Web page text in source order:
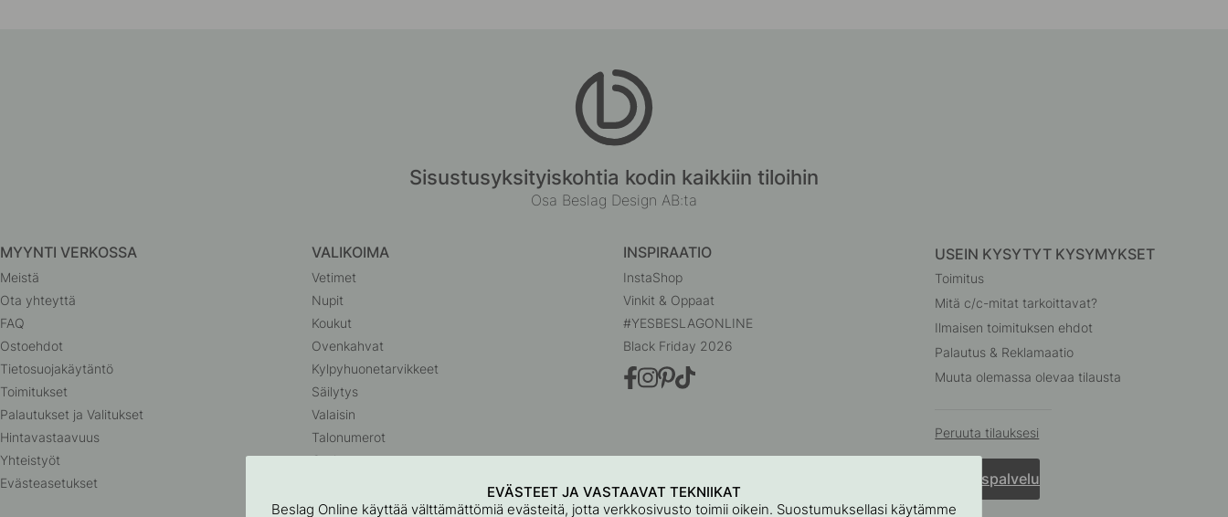
Sisustusyksityiskohtia kodin kaikkiin tiloihin
Osa Beslag Design AB:ta
MYYNTI VERKOSSA
Meistä
Ota yhteyttä
FAQ
Ostoehdot
Tietosuojakäytäntö
Toimitukset
Palautukset ja Valitukset
Hintavastaavuus
Yhteistyöt
Evästeasetukset
VALIKOIMA
Vetimet
Nupit
Koukut
Ovenkahvat
Kylpyhuonetarvikkeet
Säilytys
Valaisin
Talonumerot
Outlet
INSPIRAATIO
InstaShop
Vinkit & Oppaat
#YESBESLAGONLINE
Black Friday 2026
USEIN KYSYTYT KYSYMYKSET
Toimitus
Mitä c/c-mitat tarkoittavat?
Ilmaisen toimituksen ehdot
Palautus & Reklamaatio
Muuta olemassa olevaa tilausta
Peruuta tilauksesi
Asiakaspalvelu
EVÄSTEET JA VASTAAVAT TEKNIIKAT
Beslag Online käyttää välttämättömiä evästeitä, jotta verkkosivusto toimii oikein. Suostumuksellasi käytämme